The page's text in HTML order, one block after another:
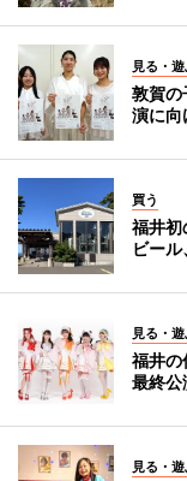
見る・
敦賀
演に向
買う
福井
ビー
見る・
福井の
最終
見る・